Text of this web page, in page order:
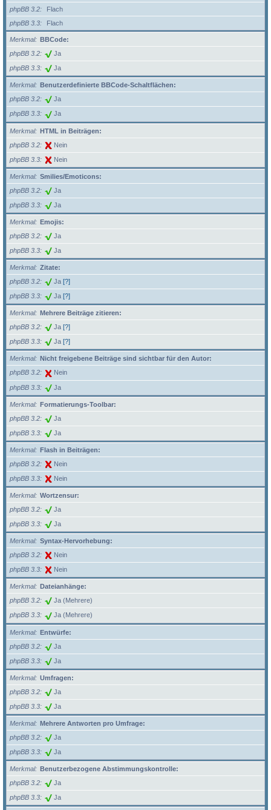
phpBB 3.2
Flach
phpBB 3.3
Flach
Merkmal
BBCode:
phpBB 3.2
Ja
phpBB 3.3 Ja
Merkmal
Benutzerdefinierte BBCode-Schaltflächen:
phpBB 3.2
Ja
phpBB 3.3 Ja
Merkmal
HTML in Beiträgen:
phpBB 3.2
Nein
phpBB 3.3 Nein
Merkmal
Smilies/Emoticons:
phpBB 3.2
Ja
phpBB 3.3 Ja
Merkmal
Emojis:
phpBB 3.2
Ja
phpBB 3.3 Ja
Merkmal
Zitate:
phpBB 3.2
Ja [?]
phpBB 3.3 Ja [?]
Merkmal
Mehrere Beiträge zitieren:
phpBB 3.2
Ja [?]
phpBB 3.3 Ja [?]
Merkmal
Nicht freigebene Beiträge sind sichtbar für den Autor:
phpBB 3.2
Nein
phpBB 3.3 Ja
Merkmal
Formatierungs-Toolbar:
phpBB 3.2
Ja
phpBB 3.3 Ja
Merkmal
Flash in Beiträgen:
phpBB 3.2
Nein
phpBB 3.3 Nein
Merkmal
Wortzensur:
phpBB 3.2
Ja
phpBB 3.3 Ja
Merkmal
Syntax-Hervorhebung:
phpBB 3.2
Nein
phpBB 3.3 Nein
Merkmal
Dateianhänge:
phpBB 3.2
Ja (Mehrere)
phpBB 3.3 Ja (Mehrere)
Merkmal
Entwürfe:
phpBB 3.2
Ja
phpBB 3.3 Ja
Merkmal
Umfragen:
phpBB 3.2
Ja
phpBB 3.3 Ja
Merkmal
Mehrere Antworten pro Umfrage:
phpBB 3.2
Ja
phpBB 3.3 Ja
Merkmal
Benutzerbezogene Abstimmungskontrolle:
phpBB 3.2
Ja
phpBB 3.3 Ja